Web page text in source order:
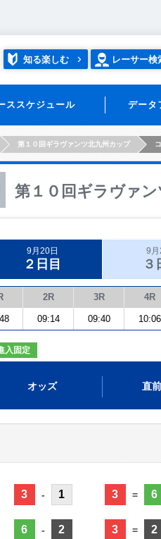
知る楽しむ レーサー検
ススケジュール データ
第１０回ギラヴァンツ北九州カップ
第１０回ギラヴァ
9月20日
２日目
9月
３
2R 3R 4R
09:14 09:40 10:06
入固定
オッズ 直
3 - 1
6 - 2
3 = 6
3 = 2